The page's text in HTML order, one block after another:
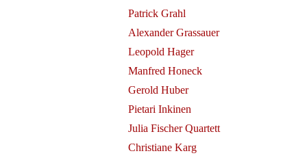
Patrick Grahl
Alexander Grassauer
Leopold Hager
Manfred Honeck
Gerold Huber
Pietari Inkinen
Julia Fischer Quartett
Christiane Karg